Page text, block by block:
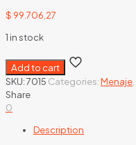
$ 99.706,27
1 in stock
Add to cart
SKU:7015 Categories:Menaje
Share
0
Description